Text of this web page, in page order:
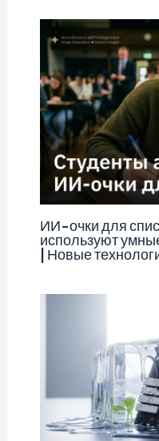
ИИ-очки для
используют
| Новые